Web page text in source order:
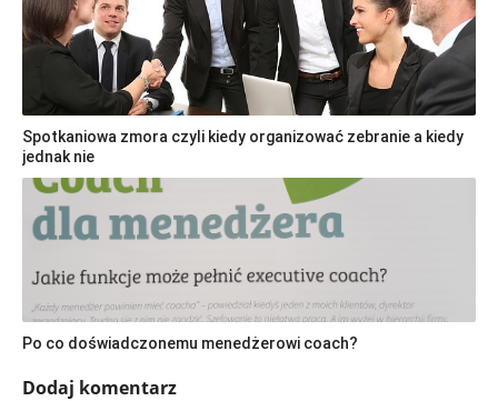
Spotkaniowa zmora czyli kiedy organizować zebranie a kiedy
jednak nie
Po co doświadczonemu menedżerowi coach?
Dodaj komentarz